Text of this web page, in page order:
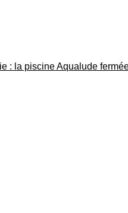
: la piscine Aqualude